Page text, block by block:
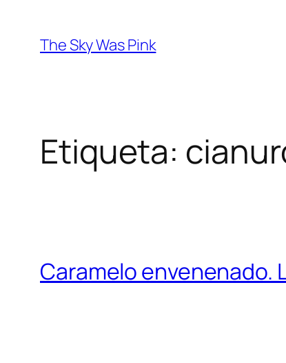
contenido
The Sky Was Pink
Etiqueta:
Caramelo envenenado.